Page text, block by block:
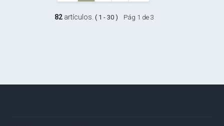
82artículos. ( 1 - 30 ) Pág 1 de 3